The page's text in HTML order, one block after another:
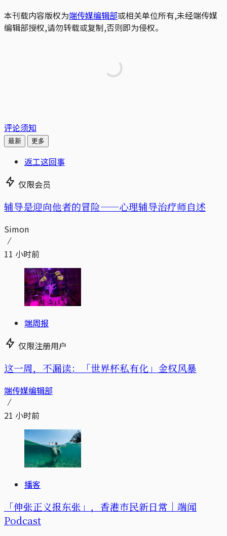
本刊载内容版权为端传媒编辑部或相关单位所有,未经端传媒
编辑部授权,请勿转载或复制,否则即为侵权。
评论须知
最新 更多
返工这回事
仅限会员
辅导是迎向他者的冒险——心理辅导治疗师自述
Simon
11 小时前
端周报
仅限注册用户
这一周，不漏读：「世界杯私有化」金权风暴
端传媒编辑部
21 小时前
播客
「伸张正义报东张」，香港市民新日常｜端闻
Podcast